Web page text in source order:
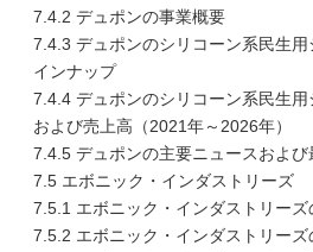
7.4.2 デュポンの事業概要
7.4.3 デュポンのシリコーン系民生
インナップ
7.4.4 デュポンのシリコーン系民生
および売上高（2021年～2026年）
7.4.5 デュポンの主要ニュースおよび
7.5 エボニック・インダストリーズ
7.5.1 エボニック・インダストリーズ
7.5.2 エボニック・インダストリーズ